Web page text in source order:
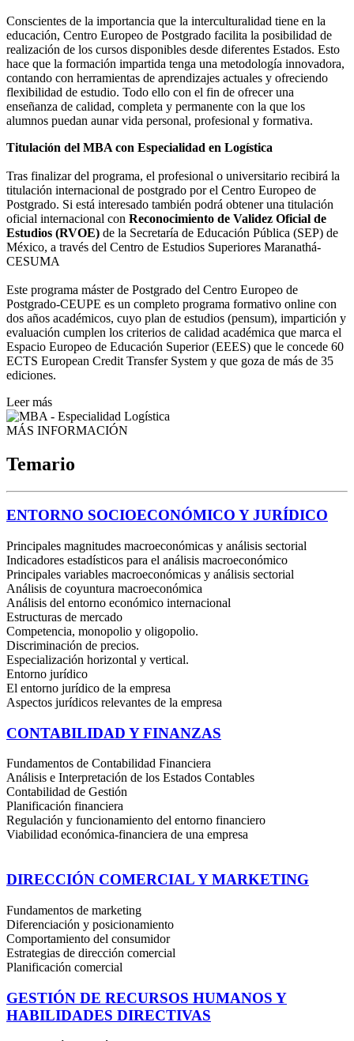
Conscientes de la importancia que la interculturalidad tiene en la
educación, Centro Europeo de Postgrado facilita la posibilidad de
realización de los cursos disponibles desde diferentes Estados. Esto
hace que la formación impartida tenga una metodología innovadora,
contando con herramientas de aprendizajes actuales y ofreciendo
flexibilidad de estudio. Todo ello con el fin de ofrecer una
enseñanza de calidad, completa y permanente con la que los
alumnos puedan aunar vida personal, profesional y formativa.
Titulación del MBA con Especialidad en Logística
Tras finalizar del programa, el profesional o universitario recibirá la
titulación internacional de postgrado por el Centro Europeo de
Postgrado. Si está interesado también podrá obtener una titulación
oficial internacional con Reconocimiento de Validez Oficial de
Estudios (RVOE) de la Secretaría de Educación Pública (SEP) de
México, a través del Centro de Estudios Superiores Maranathá-
CESUMA
Este programa máster de Postgrado del Centro Europeo de
Postgrado-CEUPE es un completo programa formativo online con
dos años académicos, cuyo plan de estudios (pensum), impartición y
evaluación cumplen los criterios de calidad académica que marca el
Espacio Europeo de Educación Superior (EEES) que le concede 60
ECTS European Credit Transfer System y que goza de más de 35
ediciones.
Leer más
MÁS INFORMACIÓN
Temario
ENTORNO SOCIOECONÓMICO Y JURÍDICO
Principales magnitudes macroeconómicas y análisis sectorial
Indicadores estadísticos para el análisis macroeconómico
Principales variables macroeconómicas y análisis sectorial
Análisis de coyuntura macroeconómica
Análisis del entorno económico internacional
Estructuras de mercado
Competencia, monopolio y oligopolio.
Discriminación de precios.
Especialización horizontal y vertical.
Entorno jurídico
El entorno jurídico de la empresa
Aspectos jurídicos relevantes de la empresa
CONTABILIDAD Y FINANZAS
Fundamentos de Contabilidad Financiera
Análisis e Interpretación de los Estados Contables
Contabilidad de Gestión
Planificación financiera
Regulación y funcionamiento del entorno financiero
Viabilidad económica-financiera de una empresa
DIRECCIÓN COMERCIAL Y MARKETING
Fundamentos de marketing
Diferenciación y posicionamiento
Comportamiento del consumidor
Estrategias de dirección comercial
Planificación comercial
GESTIÓN DE RECURSOS HUMANOS Y
HABILIDADES DIRECTIVAS